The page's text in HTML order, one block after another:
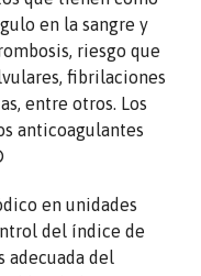
en la sangre y
riesgo que
fibrilaciones
entre otros. Los
anticoagulantes
en unidades
del índice de
adecuada del